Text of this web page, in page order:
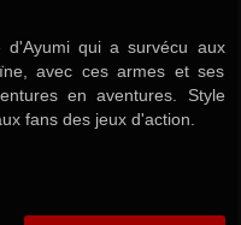
d'Ayumi qui a survécu aux
avec ces armes et ses
en aventures. Style
fans des jeux d'action.